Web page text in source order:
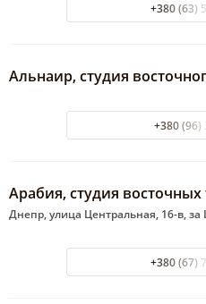
+380 (63)
Альнаир, студия
+380 (96)
Арабия, студия восточных
Днепр, улица Центральная, 16-в,
+380 (67)